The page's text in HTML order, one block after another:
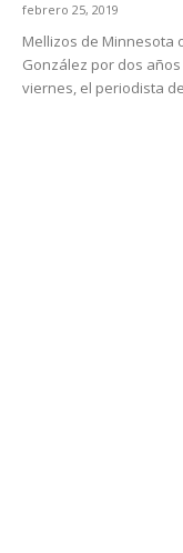
febrero 25, 2019
Mellizos de Minnesota
González por dos
viernes, el periodista de